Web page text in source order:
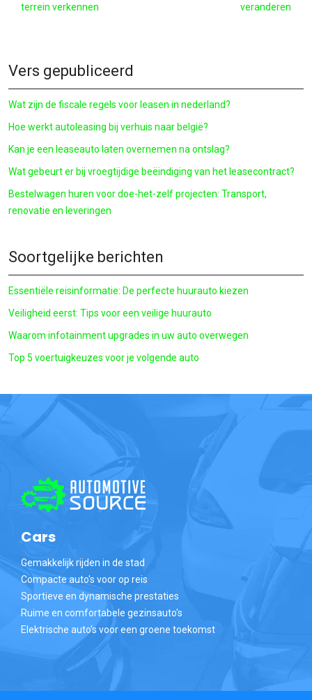
terrein verkennen
veranderen
Vers gepubliceerd
Wat zijn de fiscale regels voor leasen in nederland?
Hoe werkt autoleasing bij verhuis naar belgië?
Kan je een leaseauto laten overnemen na ontslag?
Wat gebeurt er bij vroegtijdige beëindiging van het leasecontract?
Bestelwagen huren voor doe-het-zelf projecten: Transport,
renovatie en leveringen
Soortgelijke berichten
Essentiële reisinformatie: De perfecte huurauto kiezen
Veiligheid eerst: Tips voor een veilige huurauto
Waarom infotainment upgrades in uw auto overwegen
Top 5 voertuigkeuzes voor je volgende auto
Cars
Gemakkelijk rijden in de stad
Compacte auto's voor op reis
Sportieve en dynamische prestaties
Ruime en comfortabele gezinsauto's
Elektrische auto's voor een groene toekomst